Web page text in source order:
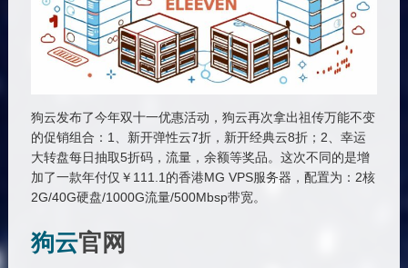
狗云发布了今年双十一优惠活动，狗云再次拿出祖传万能不变
的促销组合：1、新开弹性云7折，新开经典云8折；2、幸运
大转盘每日抽取5折码，流量，余额等奖品。这次不同的是增
加了一款年付仅￥111.1的香港MG VPS服务器，配置为：2核
2G/40G硬盘/1000G流量/500Mbsp带宽。
狗云官网